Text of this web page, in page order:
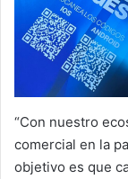
“Con nuestro
comercial en la
objetivo es que